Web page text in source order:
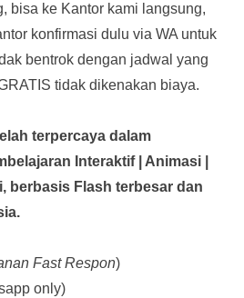
bisa ke Kantor kami langsung,
konfirmasi dulu via WA untuk
bentrok dengan jadwal yang
tidak dikenakan biaya.
terpercaya dalam
Interaktif| Animasi |
berbasis Flash terbesar dan
Fast Respon)
only)